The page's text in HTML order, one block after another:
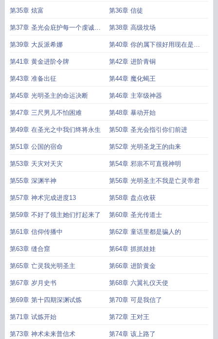
第35章 炫富 第36章 信徒
第37章 圣光会庇护每一个虔诚的
信徒
第38章 高级坟场
第39章 大反派希娜 第40章 你的属下很好用现在是我
的了
第41章 黄金进阶令牌 第42章 进阶青铜
第43章 准备出征 第44章 魔化蝎王
第45章 光明圣主的命运决断 第46章 主宰级神器
第47章 三尺男儿不怕困难 第48章 暴动开始
第49章 在圣光之中我们终将永生 第50章 圣光会指引你们前进
第51章 公国的宿命 第52章 光明圣龙王的由来
第53章 天灾对天灾 第54章 邪祟不可直视神明
第55章 深渊半神 第56章 光明圣主不我是亡灵帝君
第57章 神术完成进度13 第58章 盘点收获
第59章 不好了领主她们打起来了 第60章 圣光传道士
第61章 信仰传播中 第62章 童话里都是骗人的
第63章 缝合窟 第64章 抓抓娃娃
第65章 亡灵我光明圣主 第66章 进阶黄金
第67章 岁月史书 第68章 六翼礼仪天使
第69章 第十四期深渊试炼 第70章 可是我信了
第71章 试炼开始 第72章 王对王
第73章 神术未来普信术 第74章 该上路了